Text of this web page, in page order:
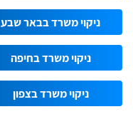
ניקוי משרד בבאר שבע
ניקוי משרד בחיפה
ניקוי משרד בצפון